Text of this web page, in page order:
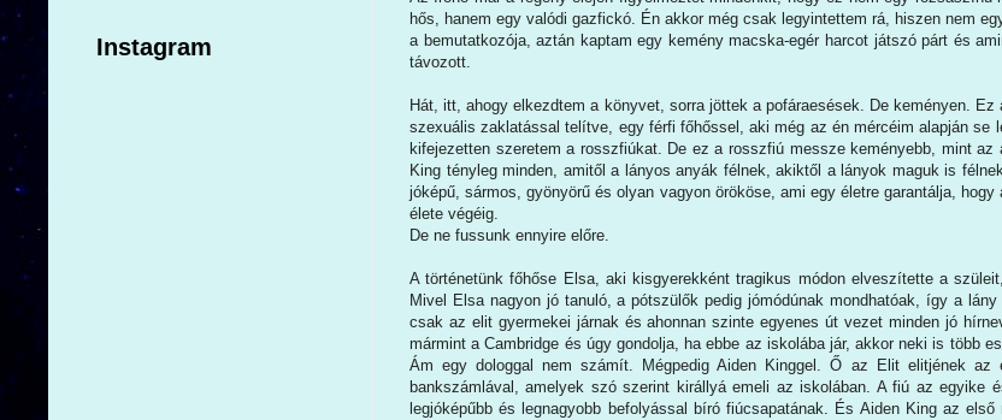
hős, hanem egy valódi gazfickó. Én akkor még csak legyintettem rá, hiszen nem
a bemutatkozója, aztán kaptam egy kemény macska-egér harcot játszó párt és
távozott.
Hát, itt, ahogy elkezdtem a könyvet, sorra jöttek a pofáraesések. De keményen.
szexuális zaklatással telítve, egy férfi főhőssel, aki még az én mércéim alapján se
kifejezetten szeretem a rosszfiúkat. De ez a rosszfiú messze keményebb, mint
King tényleg minden, amitől a lányos anyák félnek, akiktől a lányok maguk is
jóképű, sármos, gyönyörű és olyan vagyon örököse, ami egy életre garantálja,
élete végéig.
De ne fussunk ennyire előre.
A történetünk főhőse Elsa, aki kisgyerekként tragikus módon elveszítette a
Mivel Elsa nagyon jó tanuló, a pótszülők pedig jómódúnak mondhatóak, így a
csak az elit gyermekei járnak és ahonnan szinte egyenes út vezet minden jó
mármint a Cambridge és úgy gondolja, ha ebbe az iskolába jár, akkor neki is több
Ám egy dologgal nem számít. Mégpedig Aiden Kinggel. Ő az Elit elitjének az
bankszámlával, amelyek szó szerint királlyá emeli az iskolában. A fiú az egyike
legjóképűbb és legnagyobb befolyással bíró fiúcsapatának. És Aiden King az
Instagram